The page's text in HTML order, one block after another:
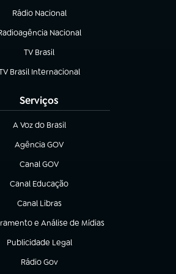
Rádio Nacional
Nacional
em nova aba)
TV Brasil
(abre em nova aba)
Brasil Internacional
(abre em nova aba)
Serviços
A Voz do Brasil
(abre em nova aba)
Agência GOV
(abre em nova aba)
Canal GOV
(abre em nova aba)
Canal Educação
(abre em nova aba)
Canal Libras
(abre em nova aba)
e Análise de Mídias
nova aba)
Publicidade Legal
(abre em nova aba)
Rádio Gov
(abre em nova aba)